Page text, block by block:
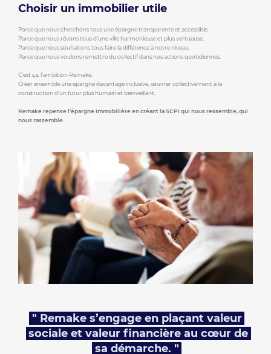
Choisir un immobilier utile
Parce que nous cherchons tous une épargne transparente et accessible.
Parce que nous rêvons tous d’une ville harmonieuse et plus vertueuse.
Parce que nous souhaitons tous faire la différence à notre niveau.
Parce que nous voulons remettre du collectif dans nos actions quotidiennes.
C’est ça, l’ambition Remake.
Créer ensemble une épargne davantage inclusive, œuvrer collectivement à la
construction d’un futur plus humain et bienveillant.
Remake repense l’épargne immobilière en créant la SCPI qui nous ressemble, qui
nous rassemble.
" Remake s’engage en plaçant valeur
sociale et valeur financière au cœur de
sa démarche. "